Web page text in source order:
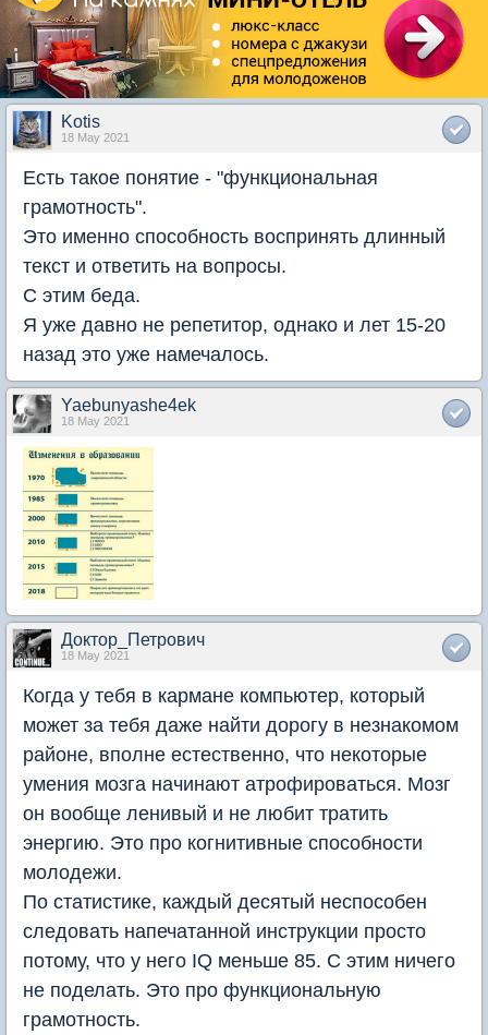
Kotis
18 May 2021
Есть такое понятие - "функциональная
грамотность".
Это именно способность воспринять длинный
текст и ответить на вопросы.
С этим беда.
Я уже давно не репетитор, однако и лет 15-20
назад это уже намечалось.
Yaebunyashe4ek
18 May 2021
Доктор_Петрович
18 May 2021
Когда у тебя в кармане компьютер, который
может за тебя даже найти дорогу в незнакомом
районе, вполне естественно, что некоторые
умения мозга начинают атрофироваться. Мозг
он вообще ленивый и не любит тратить
энергию. Это про когнитивные способности
молодежи.
По статистике, каждый десятый неспособен
следовать напечатанной инструкции просто
потому, что у него IQ меньше 85. С этим ничего
не поделать. Это про функциональную
грамотность.